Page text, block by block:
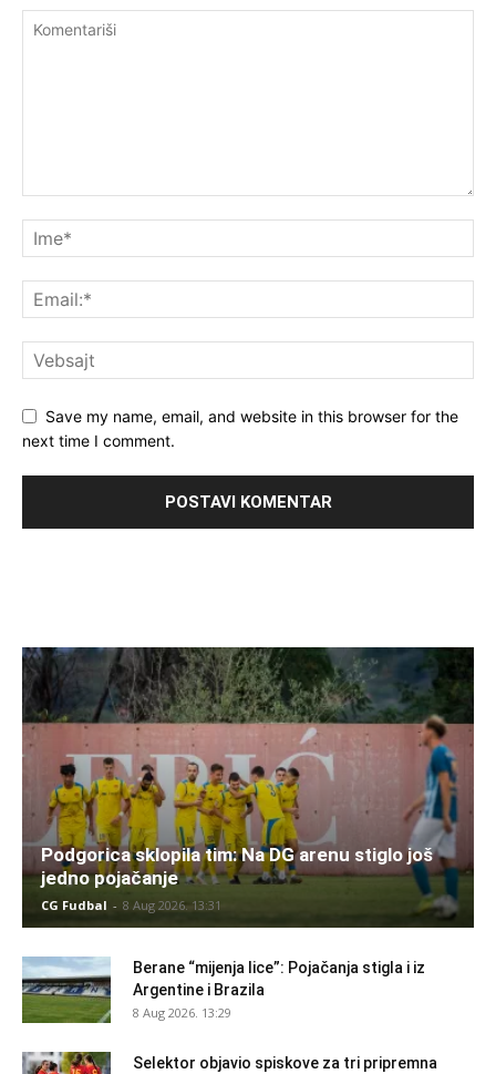
Save my name, email, and website in this browser for the
next time I comment.
Podgorica sklopila tim: Na DG arenu stiglo još
jedno pojačanje
CG Fudbal - 8 Aug 2026. 13:31
Berane “mijenja lice”: Pojačanja stigla i iz
Argentine i Brazila
8 Aug 2026. 13:29
Selektor objavio spiskove za tri pripremna